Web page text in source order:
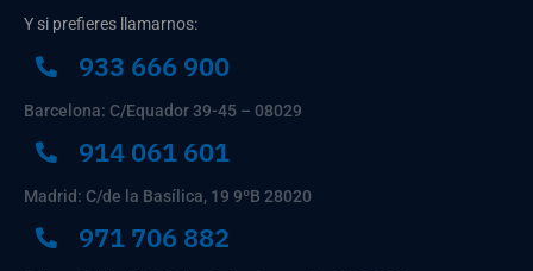
Y si prefieres llamarnos:
933 666 900
Barcelona: C/Equador 39-45 – 08029
914 061 601
Madrid: C/de la Basílica, 19 9ºB 28020
971 706 882